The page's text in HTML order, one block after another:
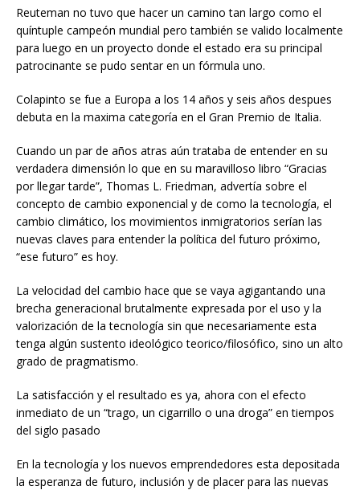
Reuteman no tuvo que hacer un camino tan largo como el
quíntuple campeón mundial pero también se valido localmente
para luego en un proyecto donde el estado era su principal
patrocinante se pudo sentar en un fórmula uno.
Colapinto se fue a Europa a los 14 años y seis años despues
debuta en la maxima categoría en el Gran Premio de Italia.
Cuando un par de años atras aún trataba de entender en su
verdadera dimensión lo que en su maravilloso libro “Gracias
por llegar tarde”, Thomas L. Friedman, advertía sobre el
concepto de cambio exponencial y de como la tecnología, el
cambio climático, los movimientos inmigratorios serían las
nuevas claves para entender la política del futuro próximo,
“ese futuro” es hoy.
La velocidad del cambio hace que se vaya agigantando una
brecha generacional brutalmente expresada por el uso y la
valorización de la tecnología sin que necesariamente esta
tenga algún sustento ideológico teorico/filosófico, sino un alto
grado de pragmatismo.
La satisfacción y el resultado es ya, ahora con el efecto
inmediato de un “trago, un cigarrillo o una droga” en tiempos
del siglo pasado
En la tecnología y los nuevos emprendedores esta depositada
la esperanza de futuro, inclusión y de placer para las nuevas